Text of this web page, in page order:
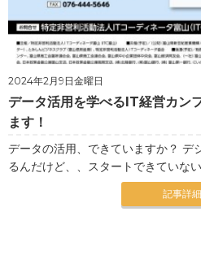
2024年2月9日金曜日
データ活用を学べるIT経営カン
ます！
データの活用、できていますか？ デ
るんだけど、、スタートできていな
記事詳細